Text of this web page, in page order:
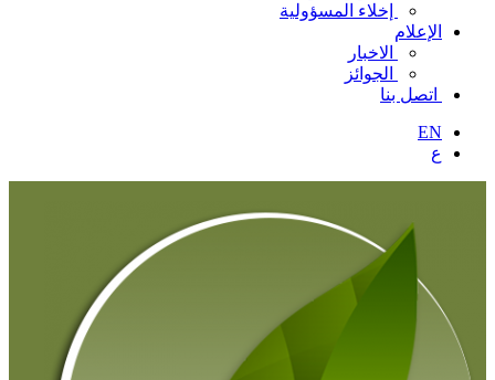
إخلاء المسؤولية
الإعلام
الاخبار
الجوائز
اتصل بنا
EN
ع